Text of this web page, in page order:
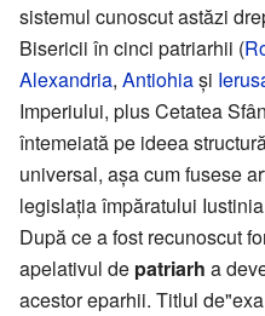
sistemul cunoscut astăzi
Bisericii în cinci patriarhii (
Alexandria, Antiohiași
Imperiului, plus Cetatea
întemeiată pe ideea
universal, așa cum fusese
legislația împăratului
După ce a fost recunoscut
apelativul de patriarh a
acestor eparhii. Titlul